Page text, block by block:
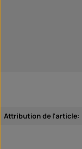
Attribution de l'article: